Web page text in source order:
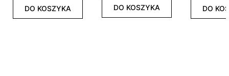
DO KOSZYKA DO KOSZYKA DO